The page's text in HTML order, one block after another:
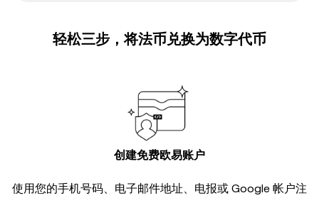
轻松三步，将法币兑换为数字代币
创建免费欧易账户
使用您的手机号码、电子邮件地址、电报或 Google 帐户注